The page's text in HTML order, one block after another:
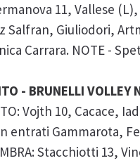
11, Vallese
Salfran, Giuliodori,
Carrara. NOTE -
- BRUNELLI
Vojth 10,
entrati Gammarota,
Stacchiotti 13,